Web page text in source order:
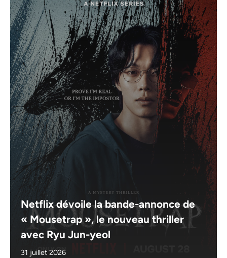
Netflix dévoile la bande-annonce de
« Mousetrap », le nouveau thriller
avec Ryu Jun-yeol
31 juillet 2026